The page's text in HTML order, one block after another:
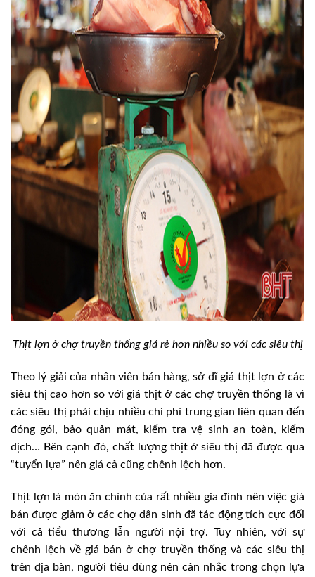
Thịt lợn ở chợ truyền thống giá rẻ hơn nhiều so với các siêu thị
Theo lý giải của nhân viên bán hàng, sở dĩ giá thịt lợn ở các
siêu thị cao hơn so với giá thịt ở các chợ truyền thống là vì
các siêu thị phải chịu nhiều chi phí trung gian liên quan đến
đóng gói, bảo quản mát, kiểm tra vệ sinh an toàn, kiểm
dịch… Bên cạnh đó, chất lượng thịt ở siêu thị đã được qua
“tuyển lựa” nên giá cả cũng chênh lệch hơn.
Thịt lợn là món ăn chính của rất nhiều gia đình nên việc giá
bán được giảm ở các chợ dân sinh đã tác động tích cực đối
với cả tiểu thương lẫn người nội trợ. Tuy nhiên, với sự
chênh lệch về giá bán ở chợ truyền thống và các siêu thị
trên địa bàn, người tiêu dùng nên cân nhắc trong chọn lựa